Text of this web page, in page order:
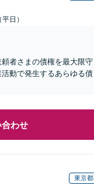
日）
者さまの債権を最大限守
動で発生するあらゆる債
合わせ
東京都